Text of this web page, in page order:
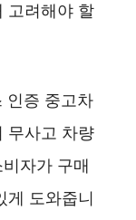
고려해야 할
인증 중고차
무사고 차량
자가 구매
게 도와줍니